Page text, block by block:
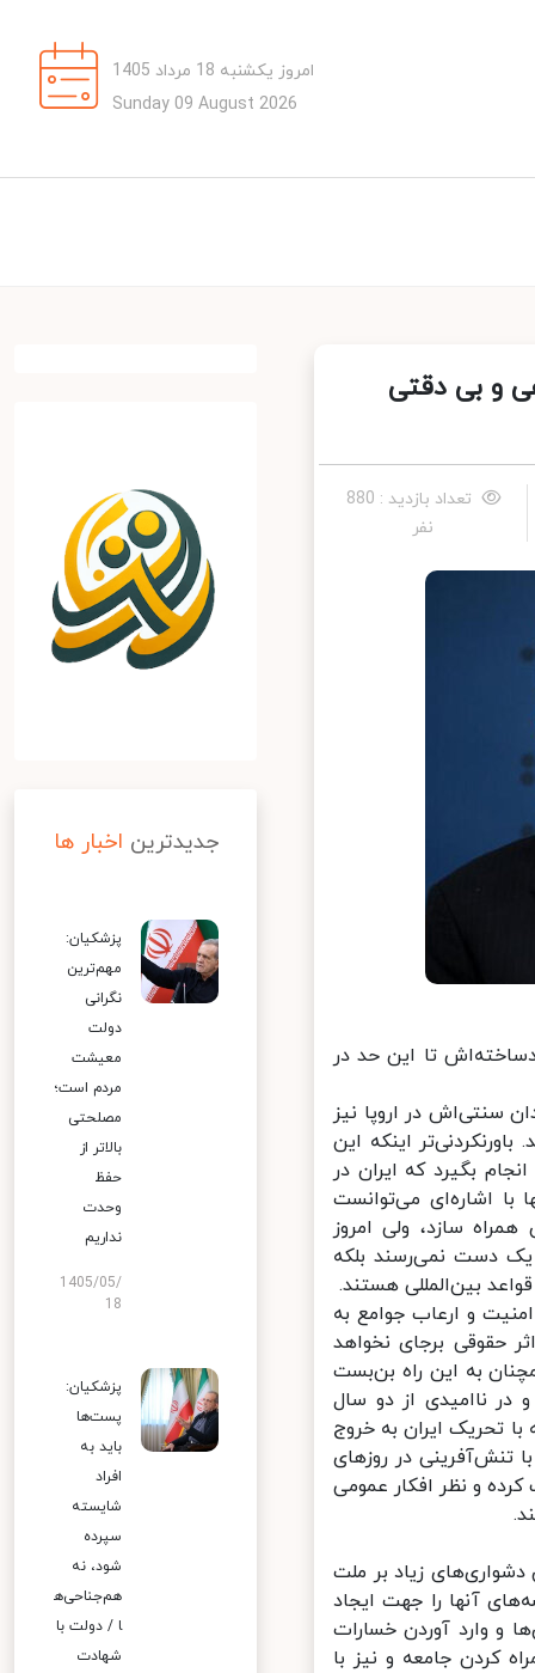
امروز یکشنبه 18 مرداد 1405
Sunday 09 August 2026
و بی دقتی
تعداد بازدید : 880
نفر
تا این حد در
سنتی‌اش در اروپا نیز
اینکه این
بگیرد که ایران در
اشاره‌ای می‌توانست
سازد، ولی امروز
یک دست نمی‌رسند بلکه
بین‌المللی هستند.
و ارعاب جوامع به
برجای نخواهد
به این راه بن‌بست
ناامیدی از دو سال
تحریک ایران به خروج
تنش‌آفرینی در روزهای
و نظر افکار عمومی
زیاد بر ملت
آنها را جهت ایجاد
و وارد آوردن خسارات
کردن جامعه و نیز با
جدیدترین اخبار ها
پزشکیان:
مهم‌ترین
نگرانی
دولت
معیشت
مردم است؛
مصلحتی
بالاتر از
حفظ
وحدت
نداریم
1405/05/
18
پزشکیان:
پست‌ها
باید به
افراد
شایسته
سپرده
شود، نه
هم‌جناحی‌ه
ا / دولت با
شهادت